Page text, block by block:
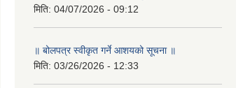
मिति: 04/07/2026 - 09:12
॥ बोलपत्र स्वीकृत गर्ने आशयको सूचना ॥
मिति: 03/26/2026 - 12:33